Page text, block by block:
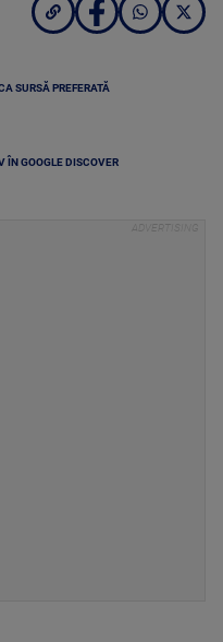
SURSĂ PREFERATĂ
ÎN GOOGLE DISCOVER